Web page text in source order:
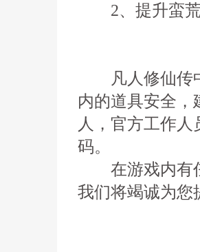
2、提升蛮荒
凡人修仙传中
内的道具安全，
人，官方工作
码。
在游戏内有
我们将竭诚为您